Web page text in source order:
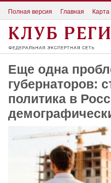
Полная версия Главная Карта
Еще одна
губернаторов:
политика в